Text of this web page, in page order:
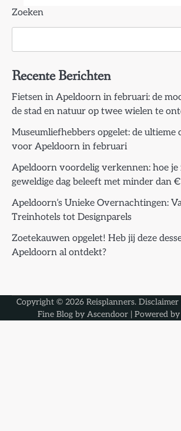
Zoeken
Recente Berichten
Fietsen in Apeldoorn in februari: de
de stad en natuur op twee wielen te
Museumliefhebbers opgelet: de ultieme
voor Apeldoorn in februari
Apeldoorn voordelig verkennen: hoe je
geweldige dag beleeft met minder dan
Apeldoorn’s Unieke Overnachtingen:
Treinhotels tot Designparels
Zoetekauwen opgelet! Heb jij deze
Apeldoorn al ontdekt?
Copyright © 2026 Reisplanners.
Fine Blog by Ascendoor | Powered by